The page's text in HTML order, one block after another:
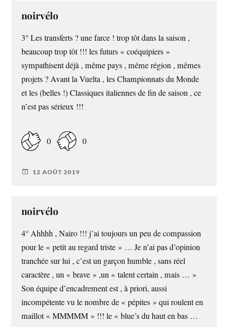
noirvélo
3° Les transferts ? une farce ! trop tôt dans la saison ,
beaucoup trop tôt !!! les futurs « coéquipiers »
sympathisent déjà , même pays , même région , mêmes
projets ? Avant la Vuelta , les Championnats du Monde
et les (belles !) Classiques italiennes de fin de saison , ce
n’est pas sérieux !!!
0 0
12 AOÛT 2019
noirvélo
4° Ahhhh , Nairo !!! j’ai toujours un peu de compassion
pour le « petit au regard triste » … Je n’ai pas d’opinion
tranchée sur lui , c’est un garçon humble , sans réel
caractère , un « brave » ,un « talent certain , mais … »
Son équipe d’encadrement est , à priori, aussi
incompétente vu le nombre de « pépites » qui roulent en
maillot « MMMMM » !!! le « blue’s du haut en bas …